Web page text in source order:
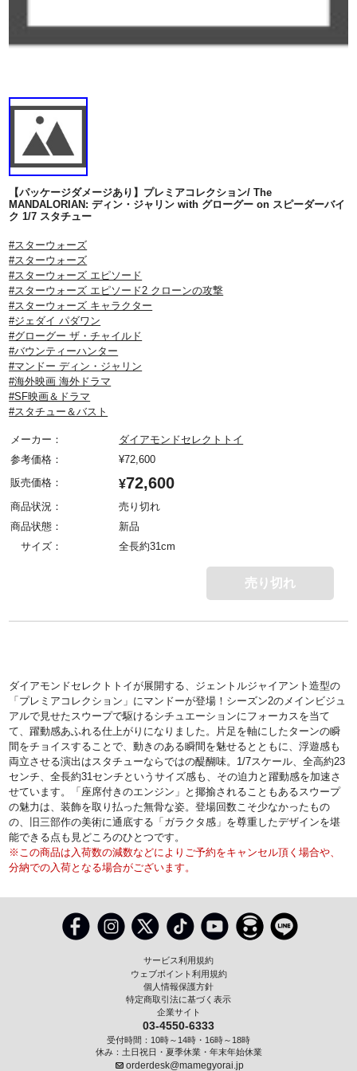
【パッケージダメージあり】プレミアコレクション/ The
MANDALORIAN: ディン・ジャリン with グローグー on スピーダーバイ
ク 1/7 スタチュー
#スターウォーズ
#スターウォーズ
#スターウォーズ エピソード
#スターウォーズ エピソード2 クローンの攻撃
#スターウォーズ キャラクター
#ジェダイ パダワン
#グローグー ザ・チャイルド
#バウンティーハンター
#マンドー ディン・ジャリン
#海外映画 海外ドラマ
#SF映画＆ドラマ
#スタチュー＆バスト
メーカー：
ダイアモンドセレクトトイ
参考価格：
¥72,600
販売価格：
¥72,600
商品状況：
売り切れ
商品状態：
新品
サイズ：
全長約31cm
売り切れ
ダイアモンドセレクトトイが展開する、ジェントルジャイアント造型の
「プレミアコレクション」にマンドーが登場！シーズン2のメインビジュ
アルで見せたスウープで駆けるシチュエーションにフォーカスを当て
て、躍動感あふれる仕上がりになりました。片足を軸にしたターンの瞬
間をチョイスすることで、動きのある瞬間を魅せるとともに、浮遊感も
両立させる演出はスタチューならではの醍醐味。1/7スケール、全高約23
センチ、全長約31センチというサイズ感も、その迫力と躍動感を加速さ
せています。「座席付きのエンジン」と揶揄されることもあるスウープ
の魅力は、装飾を取り払った無骨な姿。登場回数こそ少なかったもの
の、旧三部作の美術に通底する「ガラクタ感」を尊重したデザインを堪
能できる点も見どころのひとつです。
※この商品は入荷数の減数などによりご予約をキャンセル頂く場合や、
分納での入荷となる場合がございます。
サービス利用規約
ウェブポイント利用規約
個人情報保護方針
特定商取引法に基づく表示
企業サイト
03-4550-6333
受付時間：10時～14時・16時～18時
休み：土日祝日・夏季休業・年末年始休業
orderdesk@mamegyorai.jp